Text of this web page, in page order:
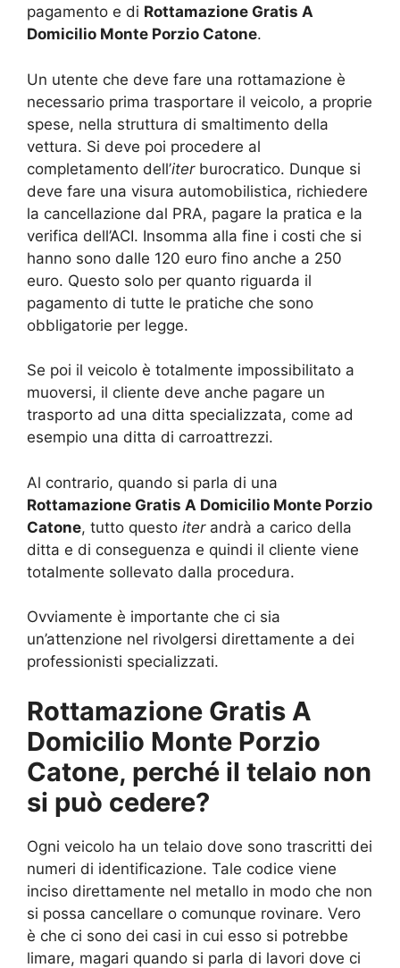
pagamento e di Rottamazione Gratis A
Domicilio Monte Porzio Catone.
Un utente che deve fare una rottamazione è
necessario prima trasportare il veicolo, a proprie
spese, nella struttura di smaltimento della
vettura. Si deve poi procedere al
completamento dell’iterburocratico. Dunque si
deve fare una visura automobilistica, richiedere
la cancellazione dal PRA, pagare la pratica e la
verifica dell’ACI. Insomma alla fine i costi che si
hanno sono dalle 120 euro fino anche a 250
euro. Questo solo per quanto riguarda il
pagamento di tutte le pratiche che sono
obbligatorie per legge.
Se poi il veicolo è totalmente impossibilitato a
muoversi, il cliente deve anche pagare un
trasporto ad una ditta specializzata, come ad
esempio una ditta di carroattrezzi.
Al contrario, quando si parla di una
Rottamazione Gratis A Domicilio Monte Porzio
Catone, tutto questo iterandrà a carico della
ditta e di conseguenza e quindi il cliente viene
totalmente sollevato dalla procedura.
Ovviamente è importante che ci sia
un’attenzione nel rivolgersi direttamente a dei
professionisti specializzati.
Rottamazione Gratis A
Domicilio Monte Porzio
Catone, perché il telaio non
si può cedere?
Ogni veicolo ha un telaio dove sono trascritti dei
numeri di identificazione. Tale codice viene
inciso direttamente nel metallo in modo che non
si possa cancellare o comunque rovinare. Vero
è che ci sono dei casi in cui esso si potrebbe
limare, magari quando si parla di lavori dove ci